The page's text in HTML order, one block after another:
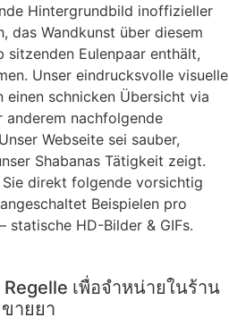
Hintergrundbild inoffizieller
das Wandkunst über diesem
Eulenpaar enthält,
Unser eindrucksvolle visuelle
einen schnicken Übersicht via
anderem nachfolgende
Webseite sei sauber,
Shabanas Tätigkeit zeigt.
direkt folgende vorsichtig
Beispielen pro
statische HD-Bilder & GIFs.
เพื่อจำหน่ายในร้าน
ขายยา